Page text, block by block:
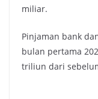
miliar.
Pinjaman bank
bulan pertama
triliun dari